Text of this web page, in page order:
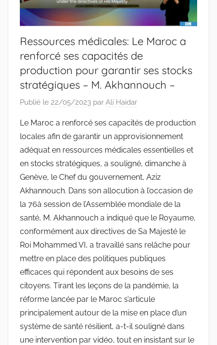
Ressources médicales: Le Maroc a
renforcé ses capacités de
production pour garantir ses stocks
stratégiques – M. Akhannouch –
Publié le 22/05/2023 par Ali Haidar
Le Maroc a renforcé ses capacités de production
locales afin de garantir un approvisionnement
adéquat en ressources médicales essentielles et
en stocks stratégiques, a souligné, dimanche à
Genève, le Chef du gouvernement, Aziz
Akhannouch. Dans son allocution à l’occasion de
la 76à session de l’Assemblée mondiale de la
santé, M. Akhannouch a indiqué que le Royaume,
conformément aux directives de Sa Majesté le
Roi Mohammed VI, a travaillé sans relâche pour
mettre en place des politiques publiques
efficaces qui répondent aux besoins de ses
citoyens. Tirant les leçons de la pandémie, la
réforme lancée par le Maroc s’articule
principalement autour de la mise en place d’un
système de santé résilient, a-t-il souligné dans
une intervention par vidéo, tout en insistant sur le